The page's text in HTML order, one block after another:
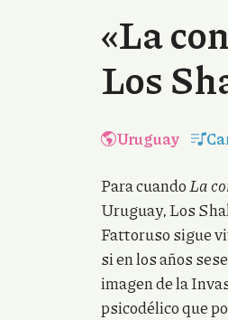
«La
Los
Uruguay
Para cuandoLa
Uruguay, Los
Fattoruso sigue
si en los años
imagen de la
psicodélico que